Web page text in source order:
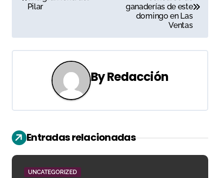
a
e
c
i
ó
n
Pilar
ganaderías de este
domingo en Las
Ventas
ByRedacción
Entradas relacionadas
UNCATEGORIZED